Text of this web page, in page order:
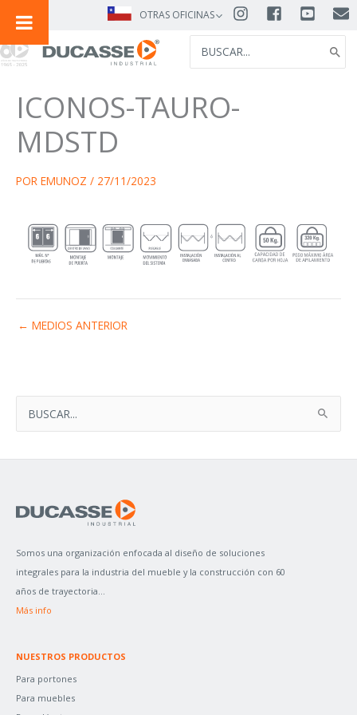
CONTENIDO
OTRAS OFICINAS
FOR:
S
O
R
:
ICONOS-TAURO-
MDSTD
POR EMUNOZ / 27/11/2023
← MEDIOS ANTERIOR
Somos una organización enfocada al diseño de soluciones
integrales para la industria del mueble y la construcción con 60
años de trayectoria...
Más info
NUESTROS PRODUCTOS
Para portones
Para muebles